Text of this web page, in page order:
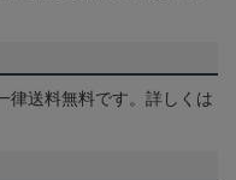
律送料無料です。詳しくは